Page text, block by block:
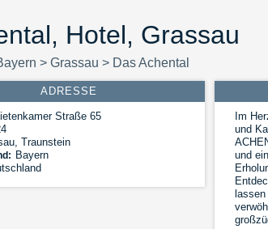
Hotel, Grassau
> Grassau > Das Achental
ADRESSE
Straße 65
, Traunstein
Bayern
Im
und
und